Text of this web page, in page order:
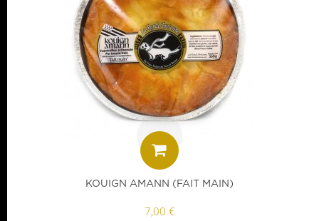
KOUIGN AMANN (FAIT MAIN)
7,00 €